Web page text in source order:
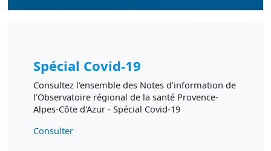
Spécial Covid-19
Consultez l'ensemble des Notes d'information de
l’Observatoire régional de la santé Provence-
Alpes-Côte d'Azur - Spécial Covid-19
Consulter